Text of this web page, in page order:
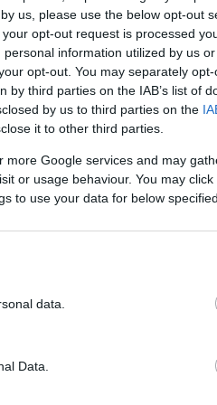
us, please use the below opt-out
opt-out request is processed
information utilized by us
opt-out. You may separately
third parties on the IAB’s list of
by us to third parties on the
it to other third parties.
Google services and may
or usage behaviour. You may
to use your data for below
data.
Data.
πέρα από εμπρησμούς,
φθορές.